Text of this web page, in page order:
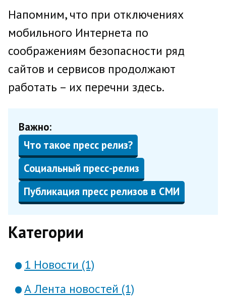
Напомним, что при отключениях
мобильного Интернета по
соображениям безопасности ряд
сайтов и сервисов продолжают
работать – их перечни здесь.
Важно:
Что такое пресс релиз?
Социальный пресс-релиз
Публикация пресс релизов в СМИ
Категории
1 Новости (1)
А Лента новостей (1)